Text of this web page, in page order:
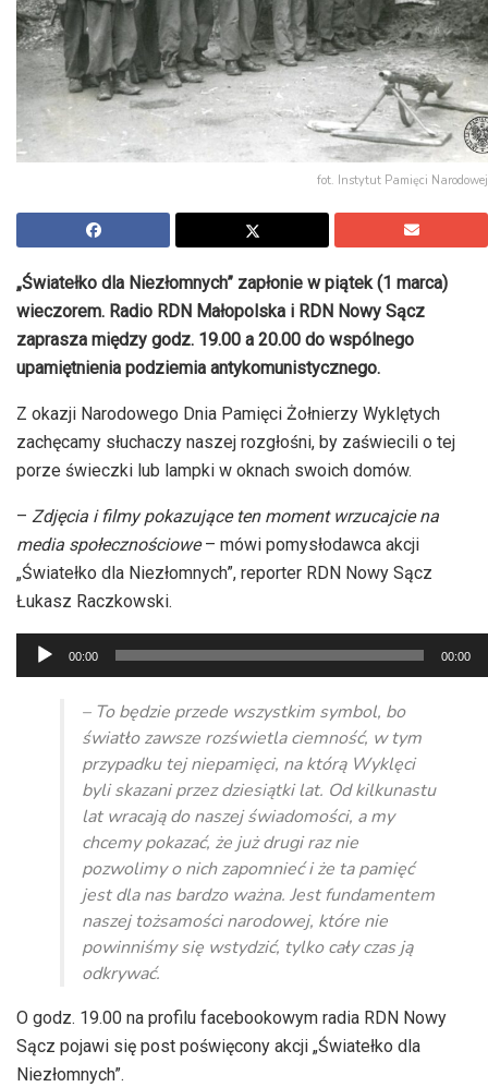
fot. Instytut Pamięci Narodowej
„Światełko dla Niezłomnych” zapłonie w piątek (1 marca)
wieczorem. Radio RDN Małopolska i RDN Nowy Sącz
zaprasza między godz. 19.00 a 20.00 do wspólnego
upamiętnienia podziemia antykomunistycznego.
Z okazji Narodowego Dnia Pamięci Żołnierzy Wyklętych
zachęcamy słuchaczy naszej rozgłośni, by zaświecili o tej
porze świeczki lub lampki w oknach swoich domów.
– Zdjęcia i filmy pokazujące ten moment wrzucajcie na
media społecznościowe– mówi pomysłodawca akcji
„Światełko dla Niezłomnych”, reporter RDN Nowy Sącz
Łukasz Raczkowski.
Odtwarzacz
plików
dźwiękowych
00:00 00:00
– To będzie przede wszystkim symbol, bo
światło zawsze rozświetla ciemność, w tym
przypadku tej niepamięci, na którą Wyklęci
byli skazani przez dziesiątki lat. Od kilkunastu
lat wracają do naszej świadomości, a my
chcemy pokazać, że już drugi raz nie
pozwolimy o nich zapomnieć i że ta pamięć
jest dla nas bardzo ważna. Jest fundamentem
naszej tożsamości narodowej, które nie
powinniśmy się wstydzić, tylko cały czas ją
odkrywać.
O godz. 19.00 na profilu facebookowym radia RDN Nowy
Sącz pojawi się post poświęcony akcji „Światełko dla
Niezłomnych”.